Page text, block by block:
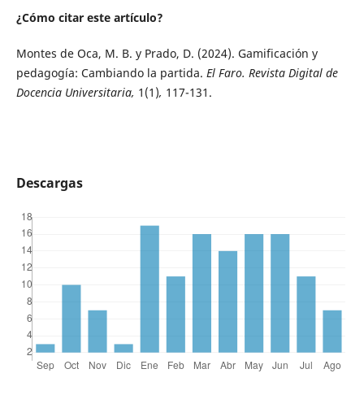
¿Cómo citar este artículo?
Montes de Oca, M. B. y Prado, D. (2024). Gamificación y
pedagogía: Cambiando la partida. El Faro. Revista Digital de
Docencia Universitaria, 1(1), 117-131.
Descargas